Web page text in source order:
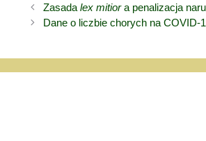
Zasadalex mitiora penalizacja
Dane o liczbie chorych na COVID-